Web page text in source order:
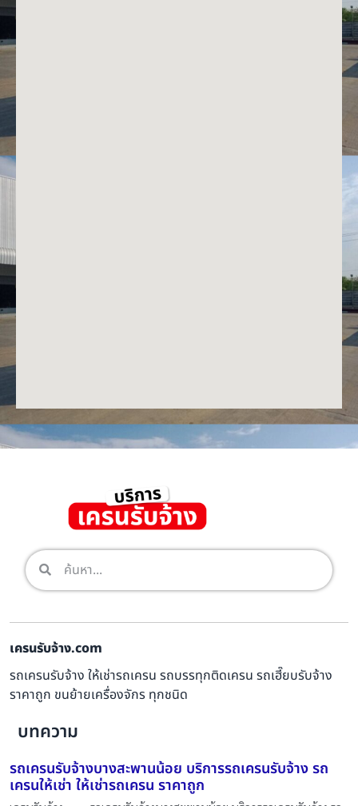
เครนรับจ้าง.com
รถเครนรับจ้าง ให้เช่ารถเครน รถบรรทุกติดเครน รถเฮี๊ยบรับจ้าง
ราคาถูก ขนย้ายเครื่องจักร ทุกชนิด
บทความ
รถเครนรับจ้างบางสะพานน้อย บริการรถเครนรับจ้าง รถ
เครนให้เช่า ให้เช่ารถเครน ราคาถูก